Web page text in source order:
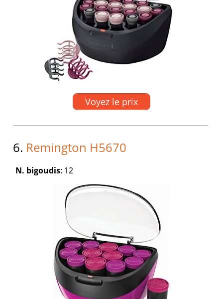
Voyez le prix
6. Remington H5670
N. bigoudis: 12